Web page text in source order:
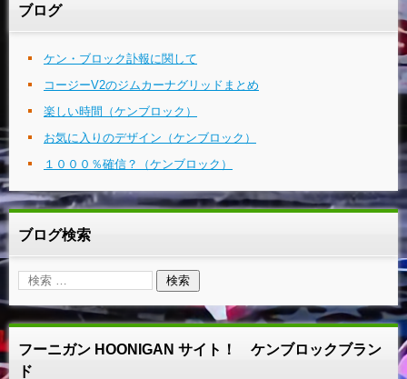
ブログ
ケン・ブロック訃報に関して
コージーV2のジムカーナグリッドまとめ
楽しい時間（ケンブロック）
お気に入りのデザイン（ケンブロック）
１０００％確信？（ケンブロック）
ブログ検索
フーニガン HOONIGAN サイト！ ケンブロックブラン
ド